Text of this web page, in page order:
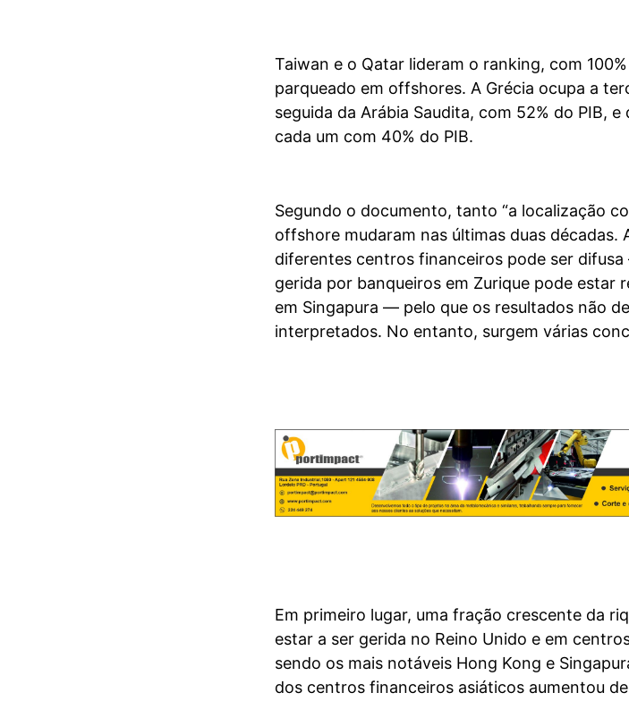
Taiwan e o Qatar lideram o ranking, com
parqueado em offshores. A Grécia ocupa a
seguida da Arábia Saudita, com 52% do PIB,
cada um com 40% do PIB.
Segundo o documento, tanto “a localização
offshore mudaram nas últimas duas décadas.
diferentes centros financeiros pode ser
gerida por banqueiros em Zurique pode estar
em Singapura — pelo que os resultados não
interpretados. No entanto, surgem várias
Em primeiro lugar, uma fração crescente da
estar a ser gerida no Reino Unido e em
sendo os mais notáveis Hong Kong e
dos centros financeiros asiáticos aumentou